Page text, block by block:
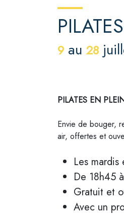
9 au28
PILATES EN
Envie de bouger,
air, offertes et
Les
De 18h45
Gratuit et
Avec un